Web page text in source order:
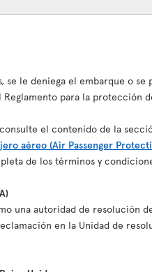
se le deniega el embarque o
para la protección
el contenido de la
aéreo (Air Passenger
de los términos y
una autoridad de
en la Unidad de